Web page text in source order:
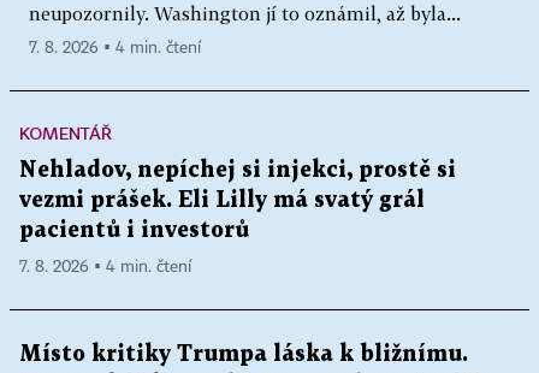
neupozornily. Washington jí to oznámil, až byla...
7. 8. 2026 ▪ 4 min. čtení
KOMENTÁŘ
Nehladov, nepíchej si injekci, prostě si
vezmi prášek. Eli Lilly má svatý grál
pacientů i investorů
7. 8. 2026 ▪ 4 min. čtení
Místo kritiky Trumpa láska k bližnímu.